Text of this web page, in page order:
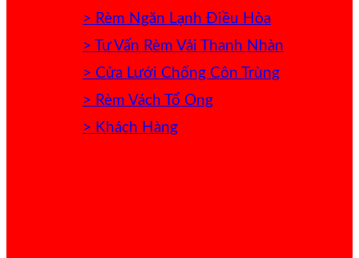
> Rèm Ngăn Lạnh Điều Hòa
> Tư Vấn Rèm Vải Thanh Nhàn
> Cửa Lưới Chống Côn Trùng
> Rèm Vách Tổ Ong
> Khách Hàng